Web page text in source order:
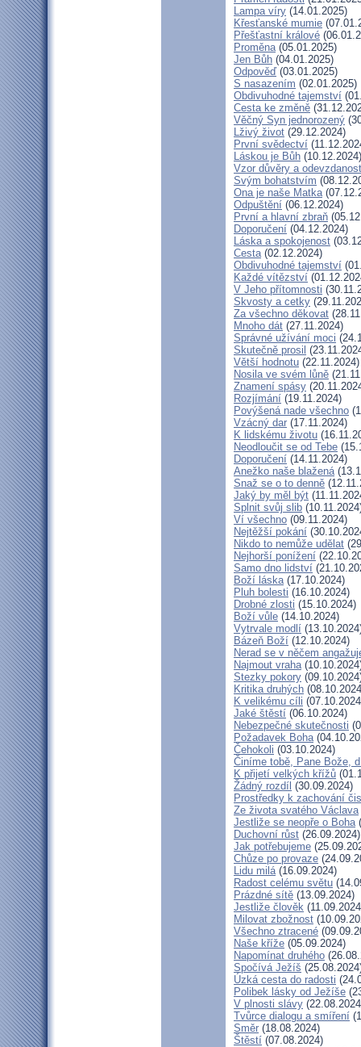
Lampa víry (14.01.2025)
Křesťanské mumie
Přešťastní králové
Proměna(05.01.2025)
Jen Bůh (04.01.2025)
Odpověď (03.01.2025)
S nasazením (02.01.2025)
Obdivuhodné tajemství
Cesta ke změně
Věčný Syn jednorozený
Lživý život (29.12.2024)
První svědectví
Láskou je Bůh (10.12.2024)
Vzor důvěry a
Svým bohatstvím
Ona je naše Matka
Odpuštění (06.12.2024)
První a hlavní zbraň
Doporučení (04.12.2024)
Láska a spokojenost
Cesta(02.12.2024)
Obdivuhodné tajemství
Každé vítězství
V Jeho přítomnosti
Skvosty a cetky
Za všechno děkovat
Mnoho dát (27.11.2024)
Správné užívání moci
Skutečně prosil
Větší hodnotu (22.11.2024)
Nosila ve svém lůně
Znamení spásy
Rozjímání (19.11.2024)
Povýšená nade všechno
Vzácný dar (17.11.2024)
K lidskému životu
Neodloučit se od Tebe
Doporučení (14.11.2024)
Anežko naše blažená
Snaž se o to denně
Jaký by měl být
Splnit svůj slib
Ví všechno (09.11.2024)
Nejtěžší pokání
Nikdo to nemůže udělat
Nejhorší ponížení
Samo dno lidství
Boží láska(17.10.2024)
Pluh bolesti (16.10.2024)
Drobné zlosti (15.10.2024)
Boží vůle (14.10.2024)
Vytrvale modlí
Bázeň Boží (12.10.2024)
Nerad se v něčem
Najmout vraha
Stezky pokory
Kritika druhých
K velikému cíli
Jaké štěstí (06.10.2024)
Nebezpečné skutečnosti
Požadavek Boha
Čehokoli (03.10.2024)
Činíme tobě, Pane Bože,
K přijetí velkých křížů
Žádný rozdíl (30.09.2024)
Prostředky k zachování
Ze života svatého Václava
Jestliže se neopře o Boha
Duchovní růst (26.09.2024)
Jak potřebujeme
Chůze po provaze
Lidu milá(16.09.2024)
Radost celému světu
Prázdné sítě (13.09.2024)
Jestliže člověk
Milovat zbožnost
Všechno ztracené
Naše kříže (05.09.2024)
Napomínat druhého
Spočívá Ježíš
Úzká cesta do radosti
Polibek lásky od Ježíše
V plnosti slávy
Tvůrce dialogu a smíření
Směr (18.08.2024)
Štěstí (07.08.2024)